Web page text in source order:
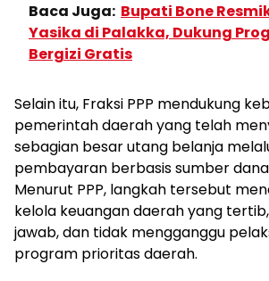
Baca Juga: Bupati Bone
Yasika di Palakka, Dukung
Bergizi Gratis
Selain itu, Fraksi PPP mendukung
pemerintah daerah yang telah
sebagian besar utang belanja
pembayaran berbasis sumber
Menurut PPP, langkah tersebut
kelola keuangan daerah yang
jawab, dan tidak mengganggu
program prioritas daerah.